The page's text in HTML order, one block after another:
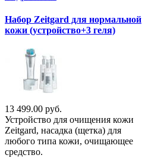
Набор Zeitgard для нормальной
кожи (устройство+3 геля)
13 499.00 руб.
Устройство для очищения кожи
Zeitgard, насадка (щетка) для
любого типа кожи, очищающее
средство.